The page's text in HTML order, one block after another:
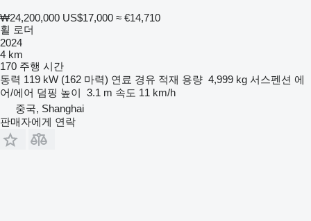
₩24,200,000 US$17,000 ≈ €14,710
휠 로더
2024
4 km
170 주행 시간
동력 119 kW (162 마력) 연료 경유 적재 용량 4,999 kg 서스펜션 에
어/에어 덤핑 높이 3.1 m 속도 11 km/h
중국, Shanghai
판매자에게 연락